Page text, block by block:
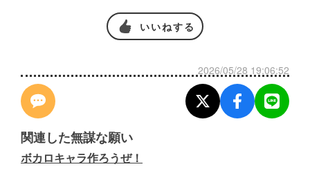
いいねする
2026/05/28 19:06:52
関連した無謀な願い
ボカロキャラ作ろうぜ！